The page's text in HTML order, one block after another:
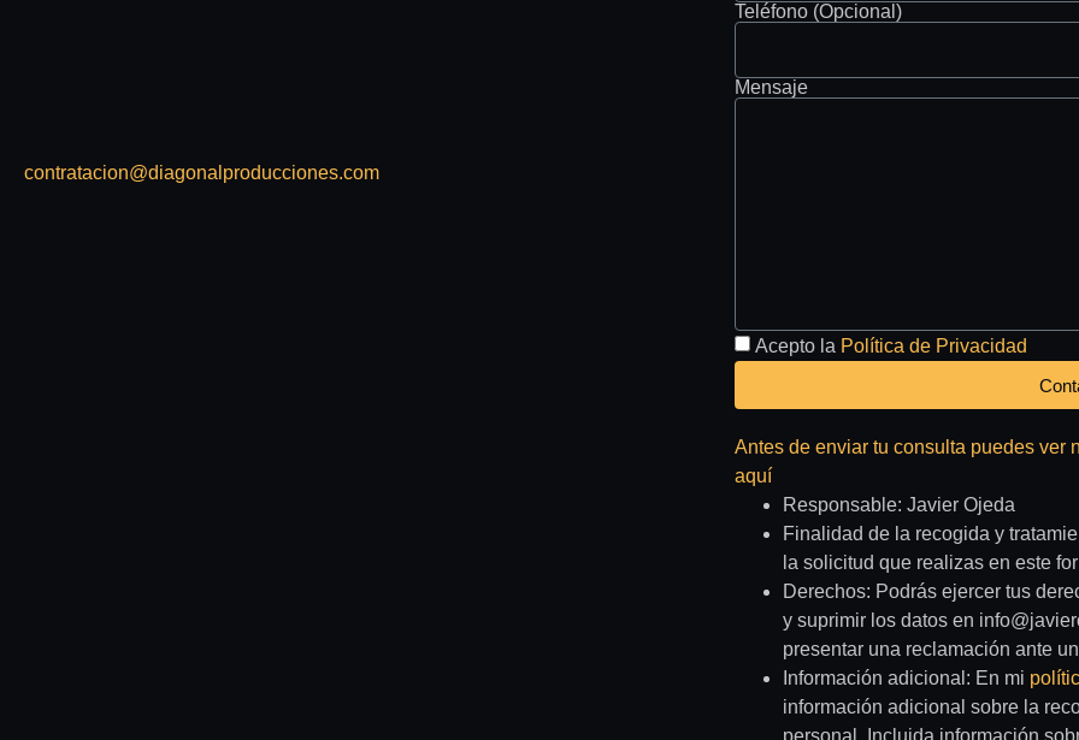
contratacion@diagonalproducciones.com
Teléfono (Opcional)
Mensaje
Acepto la Política de Privacidad
Antes de enviar tu consulta puedes ver
aquí
Responsable: Javier Ojeda
Finalidad de la recogida y
la solicitud que realizas en este
Derechos: Podrás ejercer tus
y suprimir los datos en
presentar una reclamación ante
Información adicional: En mi
información adicional sobre la